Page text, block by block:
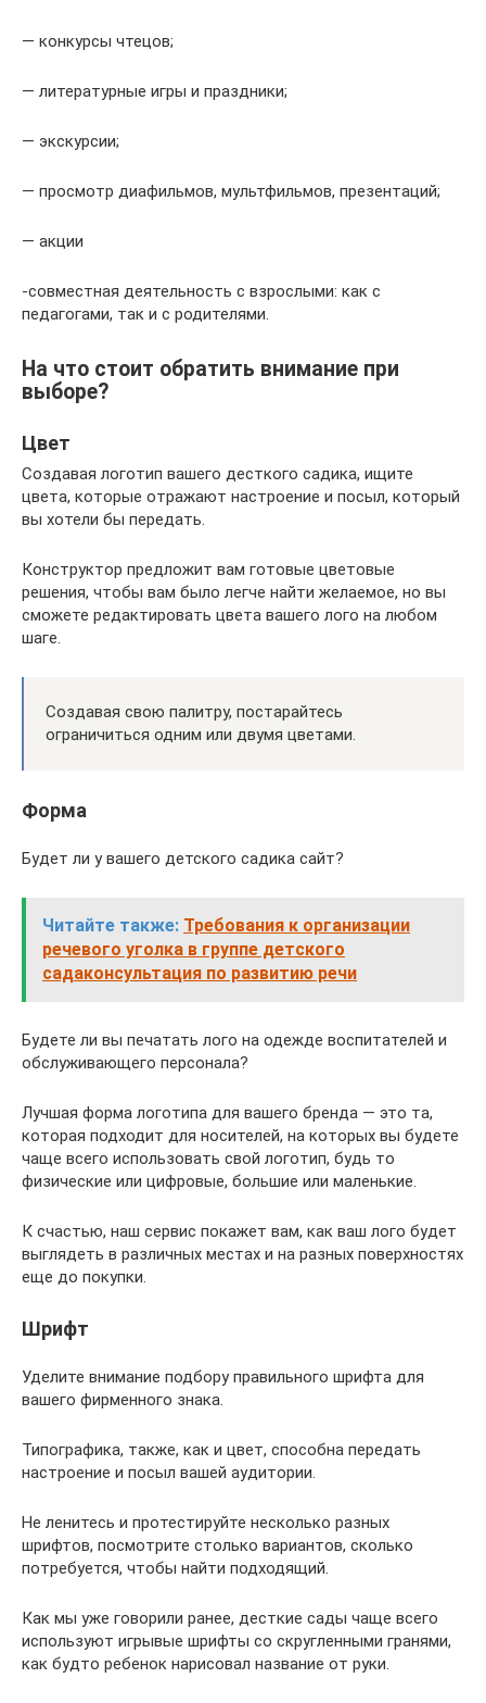
— конкурсы чтецов;
— литературные игры и праздники;
— экскурсии;
— просмотр диафильмов, мультфильмов, презентаций;
— акции
-совместная деятельность с взрослыми: как с
педагогами, так и с родителями.
На что стоит обратить внимание при
выборе?
Цвет
Создавая логотип вашего десткого садика, ищите
цвета, которые отражают настроение и посыл, который
вы хотели бы передать.
Конструктор предложит вам готовые цветовые
решения, чтобы вам было легче найти желаемое, но вы
сможете редактировать цвета вашего лого на любом
шаге.
Создавая свою палитру, постарайтесь
ограничиться одним или двумя цветами.
Форма
Будет ли у вашего детского садика сайт?
Читайте также: Требования к организации
речевого уголка в группе детского
садаконсультация по развитию речи
Будете ли вы печатать лого на одежде воспитателей и
обслуживающего персонала?
Лучшая форма логотипа для вашего бренда — это та,
которая подходит для носителей, на которых вы будете
чаще всего использовать свой логотип, будь то
физические или цифровые, большие или маленькие.
К счастью, наш сервис покажет вам, как ваш лого будет
выглядеть в различных местах и на разных поверхностях
еще до покупки.
Шрифт
Уделите внимание подбору правильного шрифта для
вашего фирменного знака.
Типографика, также, как и цвет, способна передать
настроение и посыл вашей аудитории.
Не ленитесь и протестируйте несколько разных
шрифтов, посмотрите столько вариантов, сколько
потребуется, чтобы найти подходящий.
Как мы уже говорили ранее, десткие сады чаще всего
используют игрывые шрифты со скругленными гранями,
как будто ребенок нарисовал название от руки.